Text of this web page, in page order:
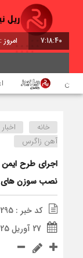
7:18:40 امروز :
خانه اخبار
آهن زاگرس
اجرای طرح ایمن
نصب سوزن های
کد خبر : 38295
27 آوریل 2025 - 17:33